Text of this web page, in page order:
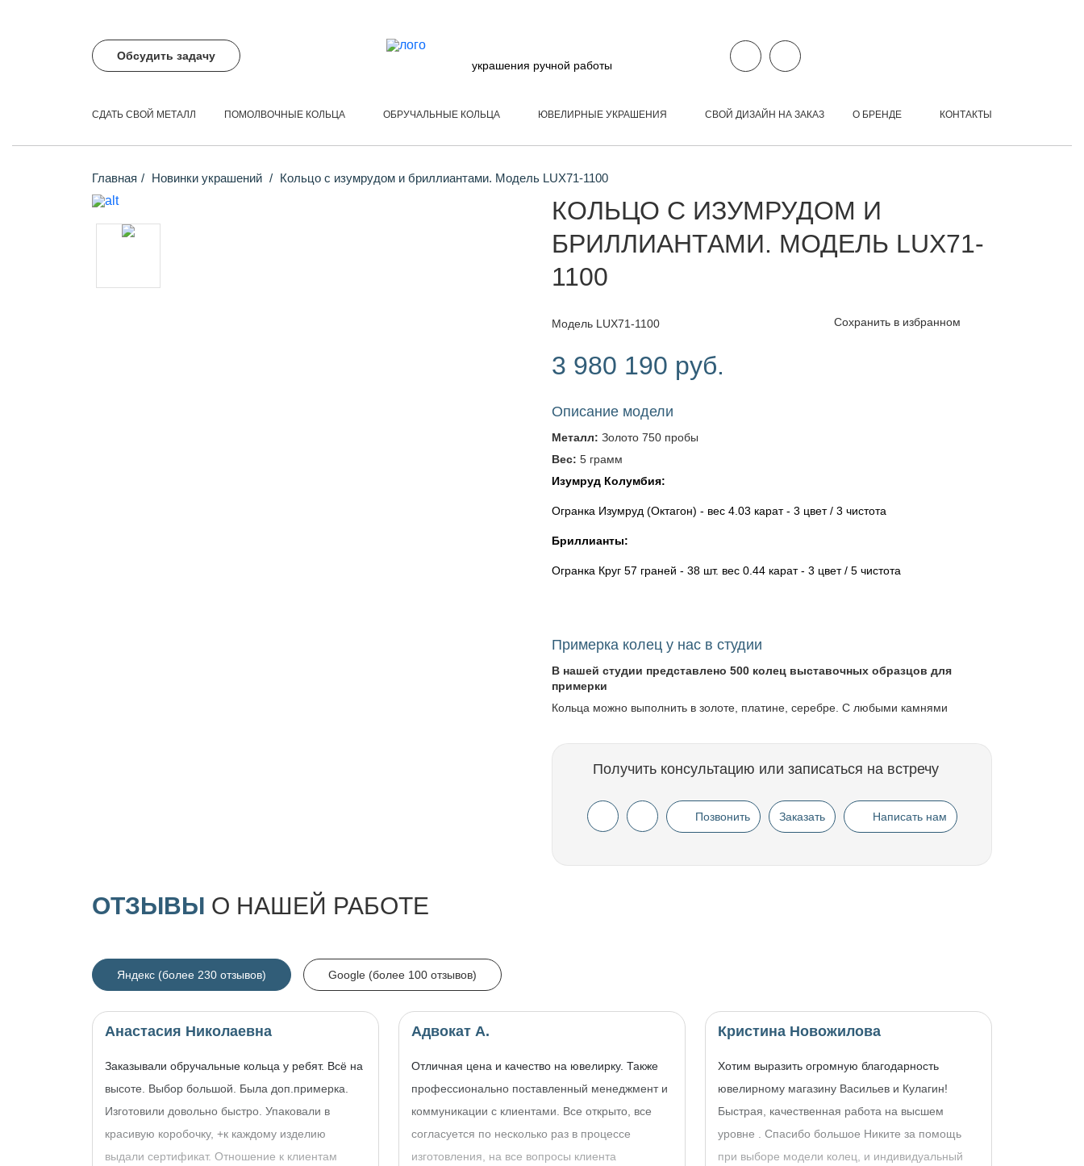
Обсудить задачу
украшения ручной работы
СДАТЬ СВОЙ МЕТАЛЛ ПОМОЛВОЧНЫЕ КОЛЬЦА ОБРУЧАЛЬНЫЕ КОЛЬЦА ЮВЕЛИРНЫЕ УКРАШЕНИЯ СВОЙ ДИЗАЙН НА ЗАКАЗ О БРЕНДЕ КОНТАКТЫ
Главная Новинки украшений Кольцо с изумрудом и бриллиантами. Модель LUX71-1100
КОЛЬЦО С ИЗУМРУДОМ И
БРИЛЛИАНТАМИ. МОДЕЛЬ LUX71-
1100
Модель LUX71-1100 Сохранить в избранном
3 980 190 руб.
Описание модели
Металл: Золото 750 пробы
Вес: 5 грамм
Изумруд Колумбия:
Огранка Изумруд (Октагон) - вес 4.03 карат - 3 цвет / 3 чистота
Бриллианты:
Огранка Круг 57 граней - 38 шт. вес 0.44 карат - 3 цвет / 5 чистота
Примерка колец у нас в студии
В нашей студии представлено 500 колец выставочных образцов для
примерки
Кольца можно выполнить в золоте, платине, серебре. С любыми камнями
Получить консультацию или записаться на встречу
Позвонить Заказать Написать нам
ОТЗЫВЫ О НАШЕЙ РАБОТЕ
Яндекс (более 230 отзывов) Google (более 100 отзывов)
Анастасия Николаевна
Заказывали обручальные кольца у ребят. Всё на
высоте. Выбор большой. Была доп.примерка.
Изготовили довольно быстро. Упаковали в
красивую коробочку, +к каждому изделию
выдали сертификат. Отношение к клиентам
Адвокат А.
Отличная цена и качество на ювелирку. Также
профессионально поставленный менеджмент и
коммуникации с клиентами. Все открыто, все
согласуется по несколько раз в процессе
изготовления, на все вопросы клиента
Кристина Новожилова
Хотим выразить огромную благодарность
ювелирному магазину Васильев и Кулагин!
Быстрая, качественная работа на высшем
уровне . Спасибо большое Никите за помощь
при выборе модели колец, и индивидуальный